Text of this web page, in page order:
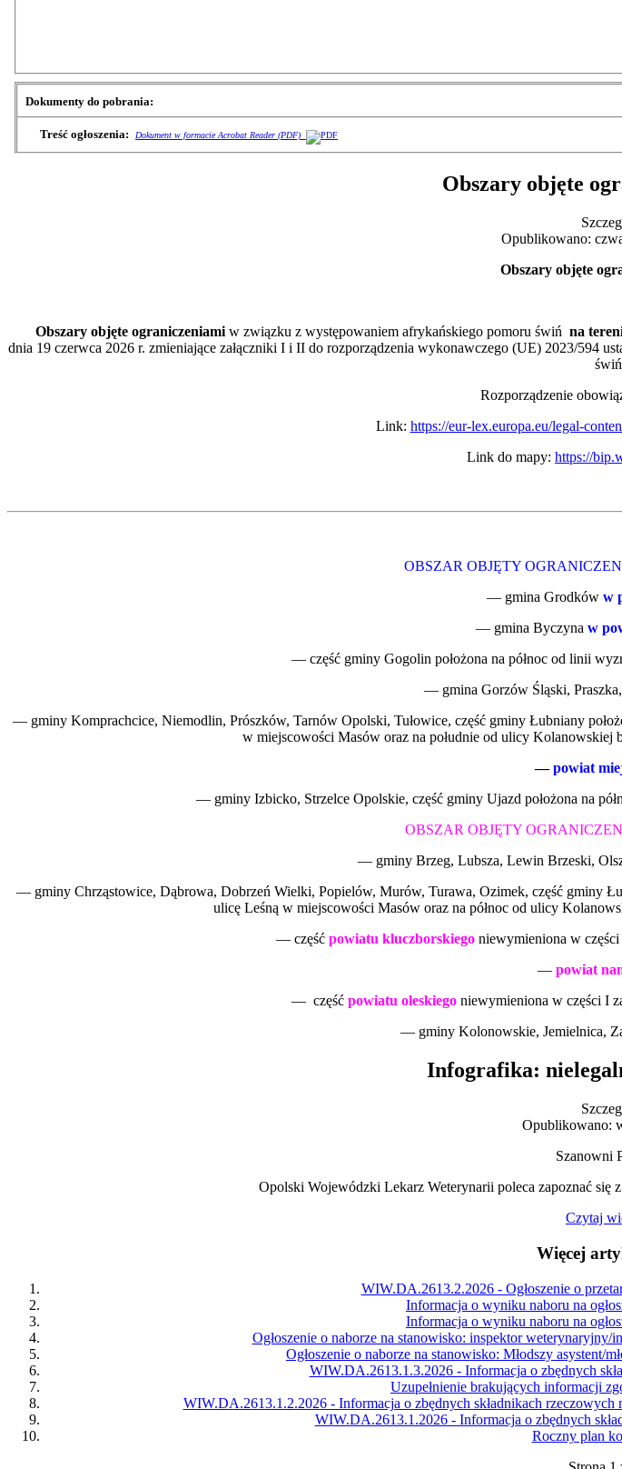
Dokumenty do pobrania:
Treść ogłoszenia: Dokument w formacie Acrobat Reader (PDF)
Obszary objęte
Opublikowano:
Obszary objęte
Obszary objęte ograniczeniamiw związku z występowaniem afrykańskiego pomoru świń na
dnia 19 czerwca 2026 r. zmieniające załączniki I i II do rozporządzenia wykonawczego (UE) 2023/594
Rozporządzenie
Link: https://eur-lex.europa.eu/legal-
Link do mapy: https://
OBSZAR OBJĘTY
— gmina Grodków w
— gmina Byczyna w
— część gminy Gogolin położona na północ od linii
— gmina Gorzów Śląski,
— gminy Komprachcice, Niemodlin, Prószków, Tarnów Opolski, Tułowice, część gminy Łubniany
w miejscowości Masów oraz na południe od ulicy Kolanowskiej
—powiat
— gminy Izbicko, Strzelce Opolskie, część gminy Ujazd położona na
OBSZAR OBJĘTY
— gminy Brzeg, Lubsza, Lewin Brzeski,
— gminy Chrząstowice, Dąbrowa, Dobrzeń Wielki, Popielów, Murów, Turawa, Ozimek, część gminy
ulicę Leśną w miejscowości Masów oraz na północ od ulicy
— część powiatu kluczborskiego niewymieniona w
— powiat
— część powiatu oleskiegoniewymieniona w części I
— gminy Kolonowskie, Jemielnica,
Infografika:
Opublikowano:
Szanowni
Opolski Wojewódzki Lekarz Weterynarii poleca zapoznać się
Czytaj
Więcej
WIW.DA.2613.2.2026 - Ogłoszenie o
Informacja o wyniku naboru na
Informacja o wyniku naboru na
Ogłoszenie o naborze na stanowisko: inspektor
Ogłoszenie o naborze na stanowisko: Młodszy asystent/
WIW.DA.2613.1.3.2026 - Informacja o zbędnych
Uzupełnienie brakujących informacji
WIW.DA.2613.1.2.2026 - Informacja o zbędnych składnikach
WIW.DA.2613.1.2026 - Informacja o zbędnych
Roczny plan